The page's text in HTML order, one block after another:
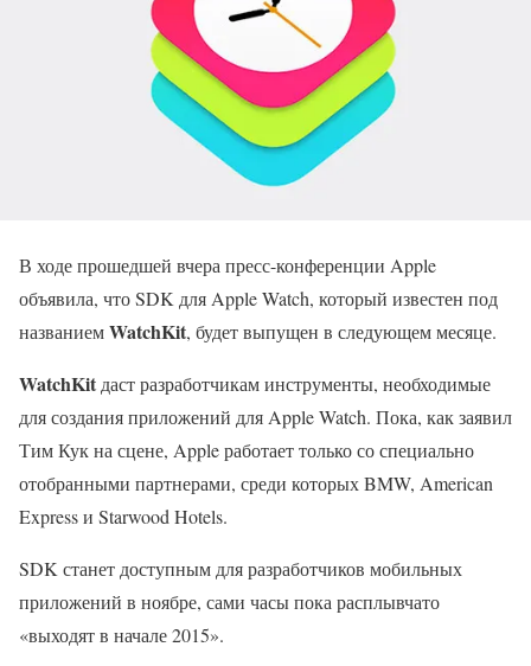
В ходе прошедшей вчера пресс-конференции Apple
объявила, что SDK для Apple Watch, который известен под
названиемWatchKit, будет выпущен в следующем месяце.
WatchKit даст разработчикам инструменты, необходимые
для создания приложений для Apple Watch. Пока, как заявил
Тим Кук на сцене, Apple работает только со специально
отобранными партнерами, среди которых BMW, American
Express и Starwood Hotels.
SDK станет доступным для разработчиков мобильных
приложений в ноябре, сами часы пока расплывчато
«выходят в начале 2015».